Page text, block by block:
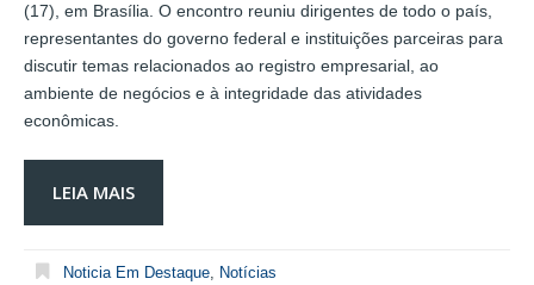
(17), em Brasília. O encontro reuniu dirigentes de todo o país,
representantes do governo federal e instituições parceiras para
discutir temas relacionados ao registro empresarial, ao
ambiente de negócios e à integridade das atividades
econômicas.
LEIA MAIS
Noticia Em Destaque, Notícias